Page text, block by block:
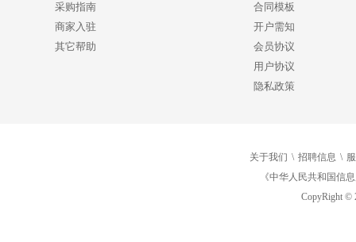
采购指南
商家入驻
其它帮助
合同模板
开户需知
会员协议
用户协议
隐私政策
关于我们 \ 招聘信息 \
《中华人民共和国信
CopyRight ©